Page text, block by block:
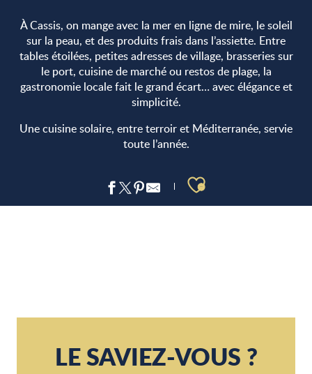
À Cassis, on mange avec la mer en ligne de mire, le soleil
sur la peau, et des produits frais dans l’assiette. Entre
tables étoilées, petites adresses de village, brasseries sur
le port, cuisine de marché ou restos de plage, la
gastronomie locale fait le grand écart… avec élégance et
simplicité.
Une cuisine solaire, entre terroir et Méditerranée, servie
toute l’année.
Ajouter aux
LE SAVIEZ-VOUS ?